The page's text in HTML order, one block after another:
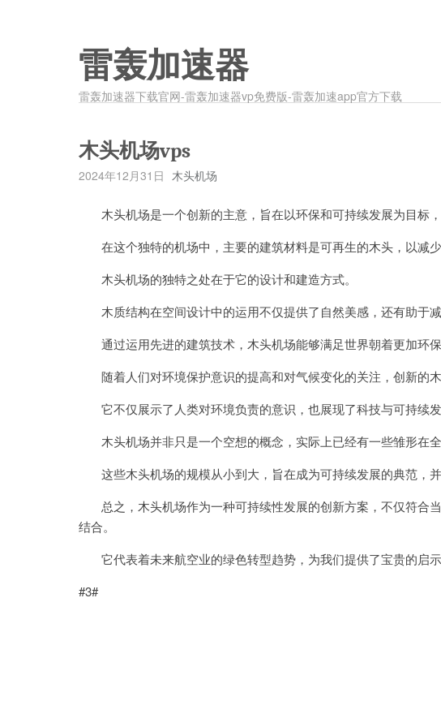
雷轰加速器
雷轰加速器下载官网-雷轰加速器vp免费版-雷轰加速app官方下载
木头机场vps
2024年12月31日 木头机场
木头机场是一个创新的主意，旨在以环保和可持续发展为目标，
在这个独特的机场中，主要的建筑材料是可再生的木头，以减少
木头机场的独特之处在于它的设计和建造方式。
木质结构在空间设计中的运用不仅提供了自然美感，还有助于减
通过运用先进的建筑技术，木头机场能够满足世界朝着更加环保
随着人们对环境保护意识的提高和对气候变化的关注，创新的木
它不仅展示了人类对环境负责的意识，也展现了科技与可持续发
木头机场并非只是一个空想的概念，实际上已经有一些雏形在全
这些木头机场的规模从小到大，旨在成为可持续发展的典范，并
总之，木头机场作为一种可持续性发展的创新方案，不仅符合
结合。
它代表着未来航空业的绿色转型趋势，为我们提供了宝贵的启示
#3#